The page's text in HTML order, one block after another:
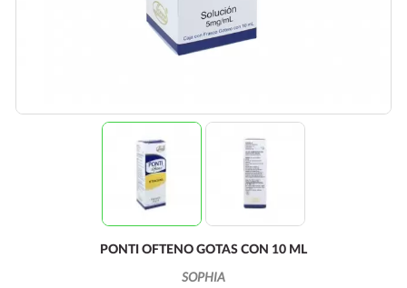
PONTI OFTENO GOTAS CON 10 ML
SOPHIA